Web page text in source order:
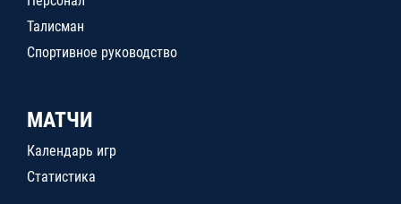
Талисман
Спортивное руководство
МАТЧИ
Календарь игр
Статистика